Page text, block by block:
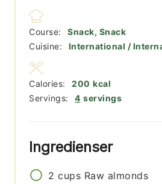
Course:
Snack, Snack
Cuisine:
International /
Servings: 4 servings
Calories: 200 kcal
Ingredienser
2 cups Raw almonds